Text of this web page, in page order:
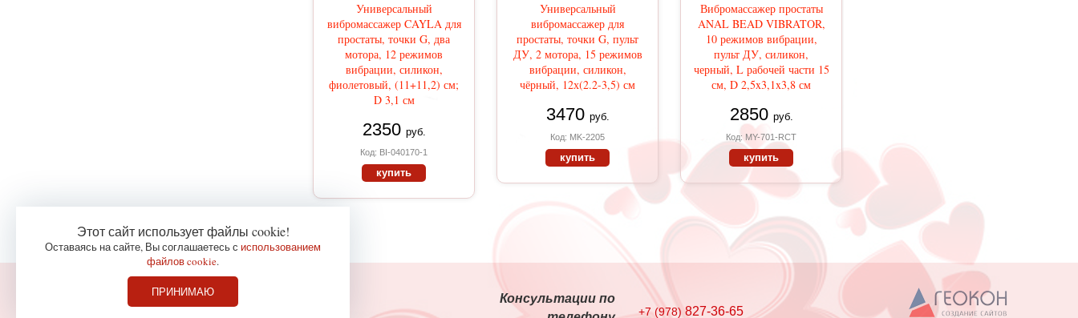
Универсальный
вибромассажер CAYLA для
простаты, точки G, два
мотора, 12 режимов
вибрации, силикон,
фиолетовый, (11+11,2) см;
D 3,1 см
2350 руб.
Код: BI-040170-1
купить
Универсальный
вибромассажер для
простаты, точки G, пульт
ДУ, 2 мотора, 15 режимов
вибрации, силикон,
чёрный, 12х(2.2-3,5) см
3470 руб.
Код: MK-2205
купить
Вибромассажер простаты
ANAL BEAD VIBRATOR,
10 режимов вибрации,
пульт ДУ, силикон,
черный, L рабочей части 15
см, D 2,5x3,1x3,8 см
2850 руб.
Код: MY-701-RCT
купить
© 2007-2021
Магазин интимных товаров Эротик+
Консультации по
+7 (978) 827-36-65
Этот сайт использует файлы cookie!
Оставаясь на сайте, Вы соглашаетесь с использованием
файлов cookie.
ПРИНИМАЮ